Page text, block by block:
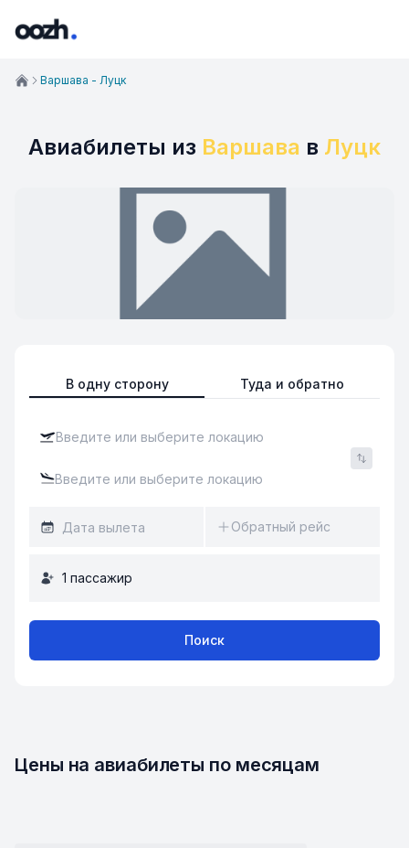
Авиабилеты из Варшава в Луцк
В одну сторону Туда и обратно
Обратный рейс
1 пассажир
Поиск
Варшава - Луцк
Цены на авиабилеты по месяцам